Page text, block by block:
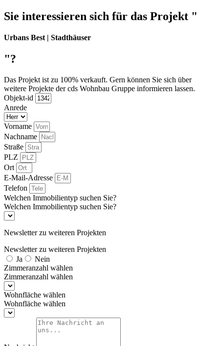
Sie interessieren sich für das Projekt "
Urbans Best | Stadthäuser
"?
Das Projekt ist zu 100% verkauft. Gern können Sie sich über
weitere Projekte der cds Wohnbau Gruppe informieren lassen.
Objekt-id
Anrede
Vorname
Nachname
Straße
PLZ
Ort
E-Mail-Adresse
Telefon
Welchen Immobilientyp suchen Sie?
Welchen Immobilientyp suchen Sie?
Newsletter zu weiteren Projekten
Newsletter zu weiteren Projekten
Ja
Nein
Zimmeranzahl wählen
Zimmeranzahl wählen
Wohnfläche wählen
Wohnfläche wählen